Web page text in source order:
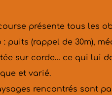
présente tous les
: puits (rappel de 30m),
sur corde… ce qui lui
et varié.
rencontrés sont